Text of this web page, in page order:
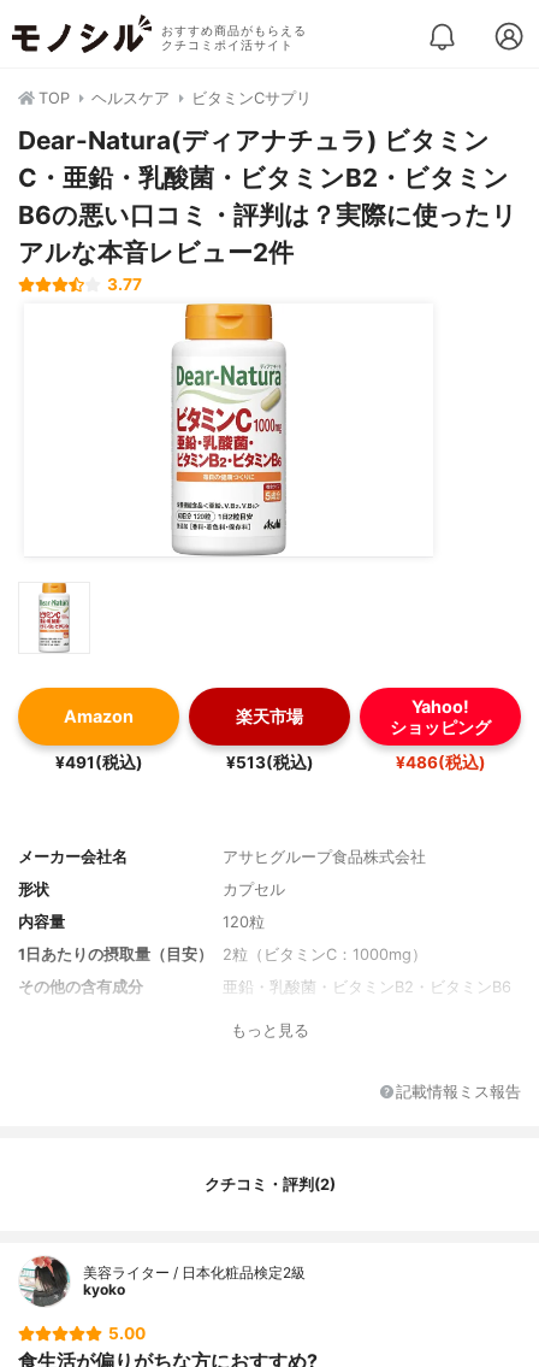
おすすめ商品がもらえる
クチコミポイ活サイト
TOP ヘルスケア ビタミンCサプリ
Dear-Natura(ディアナチュラ) ビタミン
C・亜鉛・乳酸菌・ビタミンB2・ビタミン
B6の悪い口コミ・評判は？実際に使ったリ
アルな本音レビュー2件
3.77
Amazon
¥491(税込)
楽天市場
¥513(税込)
Yahoo!
ショッピング
¥486(税込)
メーカー会社名
アサヒグループ食品株式会社
形状
カプセル
内容量
120粒
1日あたりの摂取量（目安）
2粒（ビタミンC：1000mg）
その他の含有成分
亜鉛・乳酸菌・ビタミンB2・ビタミンB6
もっと見る
記載情報ミス報告
クチコミ・評判(2)
美容ライター / 日本化粧品検定2級
kyoko
5.00
食生活が偏りがちな方におすすめ?